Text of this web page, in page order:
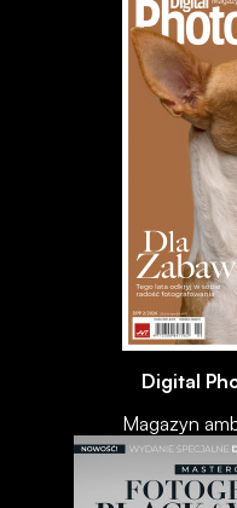
Digital
Magazyn